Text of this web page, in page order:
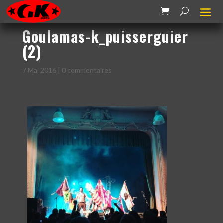
Goulamas-k_puisserguier
(2)
7 Mai 2016| 0 commentaires